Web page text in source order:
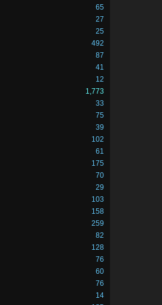
65
27
25
492
87
41
12
1,773
33
75
39
102
61
175
70
29
103
158
259
82
128
76
60
76
14